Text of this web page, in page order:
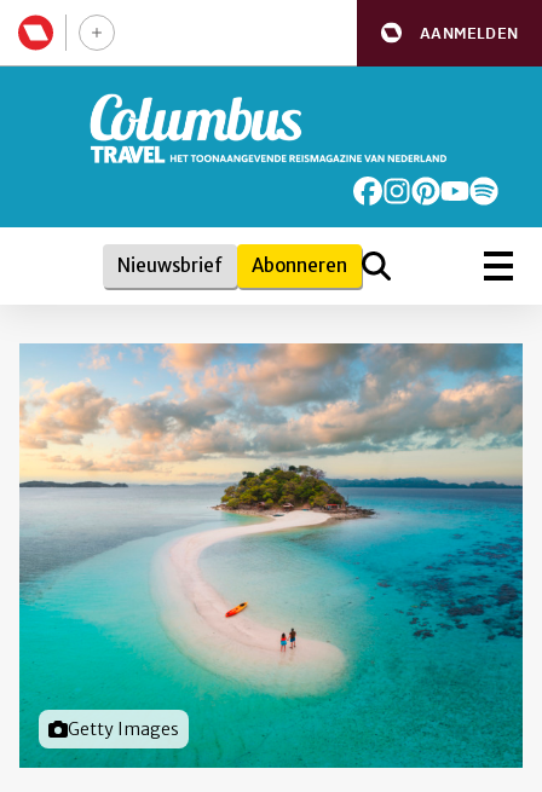
AANMELDEN
Nieuwsbrief Abonneren
Foto door
Getty Images